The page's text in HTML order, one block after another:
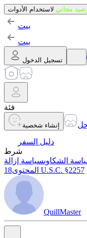
بيت
بيت
تسجيل الدخول
فئة
إنشاء شخصية
دليل السفر
شرط
الشكاوىسياسة إزالة
المحتوى 18 U.S.C. §2257
QuillMaster